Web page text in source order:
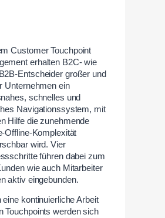
Customer Touchpoint
erhalten B2C- wie
Entscheider großer und
Unternehmen ein
schnelles und
Navigationssystem, mit
Hilfe die zunehmende
Offline-Komplexität
wird. Vier
führen dabei zum
wie auch Mitarbeiter
aktiv eingebunden.
eine kontinuierliche Arbeit
Touchpoints werden sich